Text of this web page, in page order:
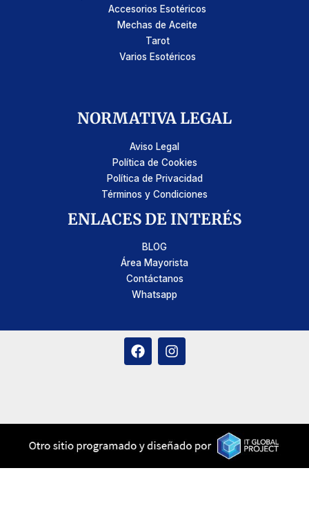
Accesorios Esotéricos
Mechas de Aceite
Tarot
Varios Esotéricos
NORMATIVA LEGAL
Aviso Legal
Política de Cookies
Política de Privacidad
Términos y Condiciones
ENLACES DE INTERÉS
BLOG
Área Mayorista
Contáctanos
Whatsapp
F
a
o
k
I
n
r
a
m